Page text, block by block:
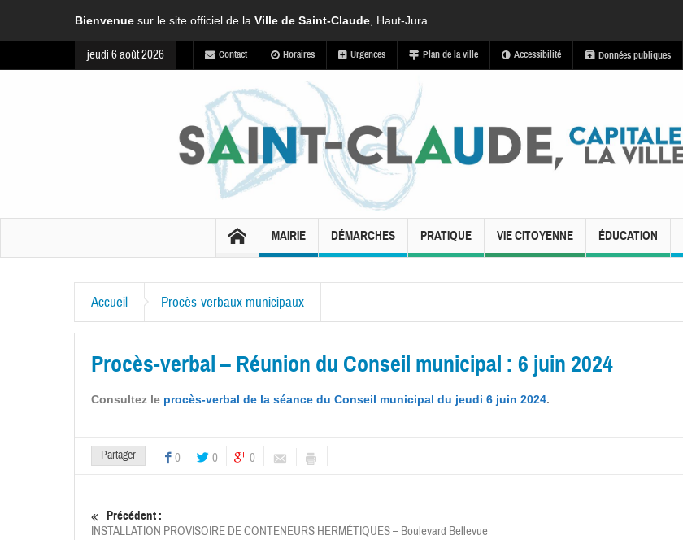
Bienvenue sur le site officiel de la Ville de Saint-Claude , Haut-Jura
jeudi 6 août 2026 Contact Horaires Urgences Plan de la ville Accessibilité Données publiques
MAIRIE DÉMARCHES PRATIQUE VIE CITOYENNE ÉDUCATION
Accueil Procès-verbaux municipaux
Procès-verbal – Réunion du Conseil municipal : 6 juin 2024
Consultez le procès-verbal de la séance du Conseil municipal du jeudi 6 juin 2024.
Partager 0 0 0
Précédent :
INSTALLATION PROVISOIRE DE CONTENEURS HERMÉTIQUES – Boulevard Bellevue